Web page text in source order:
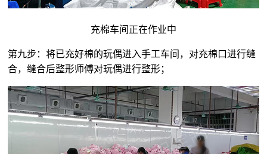
充棉车间正在作业中
第九步：将已充好棉的玩偶进入手工车间，对充棉口进行缝
合，缝合后整形师傅对玩偶进行整形；